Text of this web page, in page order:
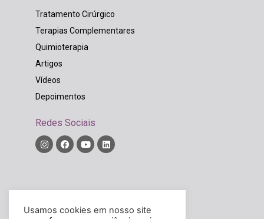
Tratamento Cirúrgico
Terapias Complementares
Quimioterapia
Artigos
Vídeos
Depoimentos
Redes Sociais
Rodrigo Widholzer Bordinhão
Usamos cookies em nosso site